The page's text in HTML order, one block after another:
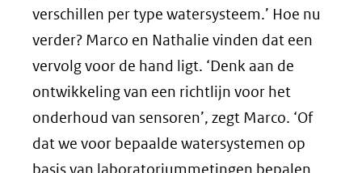
verschillen per type watersysteem.’ Hoe nu
verder? Marco en Nathalie vinden dat een
vervolg voor de hand ligt. ‘Denk aan de
ontwikkeling van een richtlijn voor het
onderhoud van sensoren’, zegt Marco. ‘Of
dat we voor bepaalde watersystemen op